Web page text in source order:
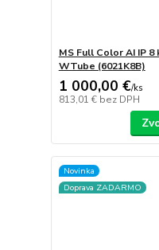
MS Full Color AI IP
WTube (6021K8B)
1 000,00 €/ks
813,01 € bez DPH
Novinka
Doprava ZADARMO